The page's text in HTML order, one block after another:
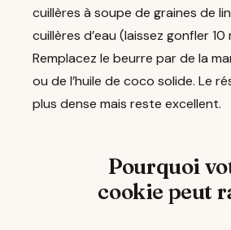
cuillères à soupe de graines de
cuillères d’eau (laissez gonfler 10
Remplacez le beurre par de la
ou de l’huile de coco solide. Le
plus dense mais reste excellent.
Pourquoi
cookie peut